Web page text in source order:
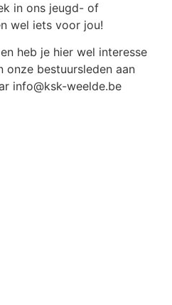
in ons jeugd- of
wel iets voor jou!
heb je hier wel interesse
onze bestuursleden aan
info@ksk-weelde.be